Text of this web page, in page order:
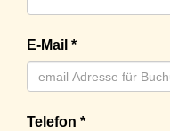
E-Mail *
Telefon *